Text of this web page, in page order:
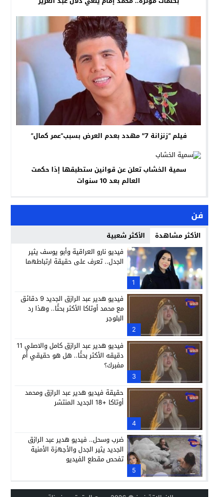
فيلم “زنزانة 7″ مهدد بعدم العرض بسبب”عمر كمال”
سمية الخشاب تعلن عن قوانين ستطبقها إذا حكمت
العالم بعد 10 سنوات
فن
الأكثر مشاهدة الأكثر شعبية
1
فيديو نارو العراقية وأبو يوسف يثير
الجدل.. تعرف على حقيقة ارتباطهما
2
فيديو هدير عبد الرازق الجديد 9 دقائق
مع محمد أوتاكا الأكثر بحثًا.. وهذا رد
البلوجر
3
فيديو هدير عبد الرازق كامل والاصلي 11
دقيقه الأكثر بحثًا.. هل هو حقيقي أم
مفبرك؟
4
حقيقة فيديو هدير عبد الرازق ومحمد
أوتاكا +18 الجديد المنتشر
5
ضرب وسحل.. فيديو هدير عبد الرازق
الجديد يثير الجدل والأجهزة الأمنية
تفحص مقطع الفيديو